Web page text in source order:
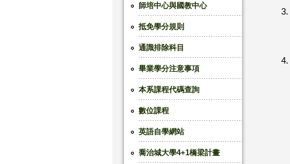
師培中心與國教中心
抵免學分規則
通識排除科目
畢業學分注意事項
本系課程代碼查詢
數位課程
英語自學網站
喬治城大學4+1橋梁計畫